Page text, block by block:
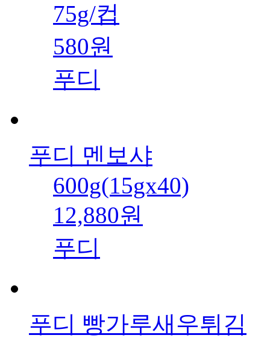
75g/컵
580원
푸디
푸디 멘보샤
600g(15gx40)
12,880원
푸디
푸디 빵가루새우튀김